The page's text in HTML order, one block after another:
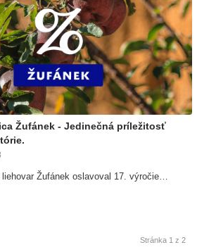
Žufánek - Jedinečná príležitosť
Žufánek oslavoval 17. výročie…
Stránka 1 z 2